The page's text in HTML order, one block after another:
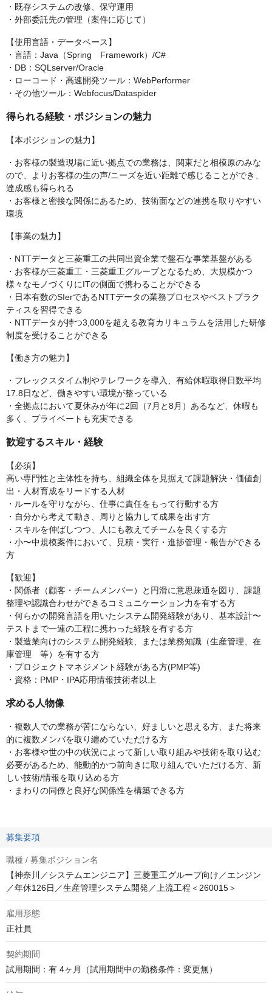
・既存システムの改修、保守運用
・外部委託先の管理（案件に応じて）
【使用言語・データベース】
・言語：Java（Spring Framework）/C#
・DB：SQLserver/Oracle
・ローコード・高速開発ツール：WebPerformer
・その他ツール：Webfocus/Dataspider
得られる経験・ポジションの魅力
【本ポジションの魅力】
・お客様の製造現場に近い拠点での業務は、関東だと相模原のみな
ので、よりお客様の生の声/ニーズを近い距離で感じることができ、
達成感も得られる
・お客様と密接な関係にあるため、技術面などの連携を取りやすい
環境
【事業の魅力】
・NTTデータと三菱重工の共同出資企業で盤石な事業基盤がある
・お客様が三菱重工・三菱重工グループとなるため、大規模かつ
様々なモノづくりにITの側面で携わることができる
・日本有数のSIerであるNTTデータの業務プロセスやベストプラク
ティスを習得できる
・NTTデータが持つ3,000を超える教育カリキュラムを活用した研修
制度を受けることができる
【働き方の魅力】
・フレックスタイム制やテレワークを導入、有給休暇取得日数平均
17.8日など、働きやすい環境が整っている
・全拠点において夏休みが年に2回（7月と8月）あるなど、休暇も
多く、プライベートも充実できる
歓迎するスキル・経験
【必須】
高い専門性と主体性を持ち、組織全体を見据えて課題解決・価値創
出・人材育成をリードする人材
・ルールを守りながら、仕事に責任をもって行動する方
・自分から考えて動き、周りと協力して成果を出す方
・スキルを伸ばしつつ、人にも教えてチームを良くする方
・小〜中規模案件において、見積・実行・進捗管理・報告ができる
方
【歓迎】
・関係者（顧客・チームメンバー）と円滑に意思疎通を図り、課題
整理や認識合わせができるコミュニケーション力を有する方
・何らかの開発言語を用いたシステム開発経験があり、基本設計〜
テストまで一連の工程に携わった経験を有する方
・製造業向けのシステム開発経験、または業務知識（生産管理、在
庫管理 等）を有する方
・プロジェクトマネジメント経験がある方(PMP等)
・資格：PMP・IPA応用情報技術者以上
求める人物像
・複数人での業務が苦にならない、好ましいと思える方、また将来
的に複数メンバを取り纏めていただける方
・お客様や世の中の状況によって新しい取り組みや技術を取り込む
必要があるため、能動的かつ前向きに取り組んでいただける方、新
しい技術/情報を取り込める方
・まわりの同僚と良好な関係性を構築できる方
募集要項
職種 / 募集ポジション名
【神奈川／システムエンジニア】三菱重工グループ向け／エンジン
／年休126日／生産管理システム開発／上流工程＜260015＞
雇用形態
正社員
契約期間
試用期間：有 4ヶ月（試用期間中の勤務条件：変更無）